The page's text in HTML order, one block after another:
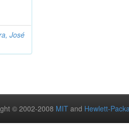
José
© 2002-2008 MIT and Hewlett-